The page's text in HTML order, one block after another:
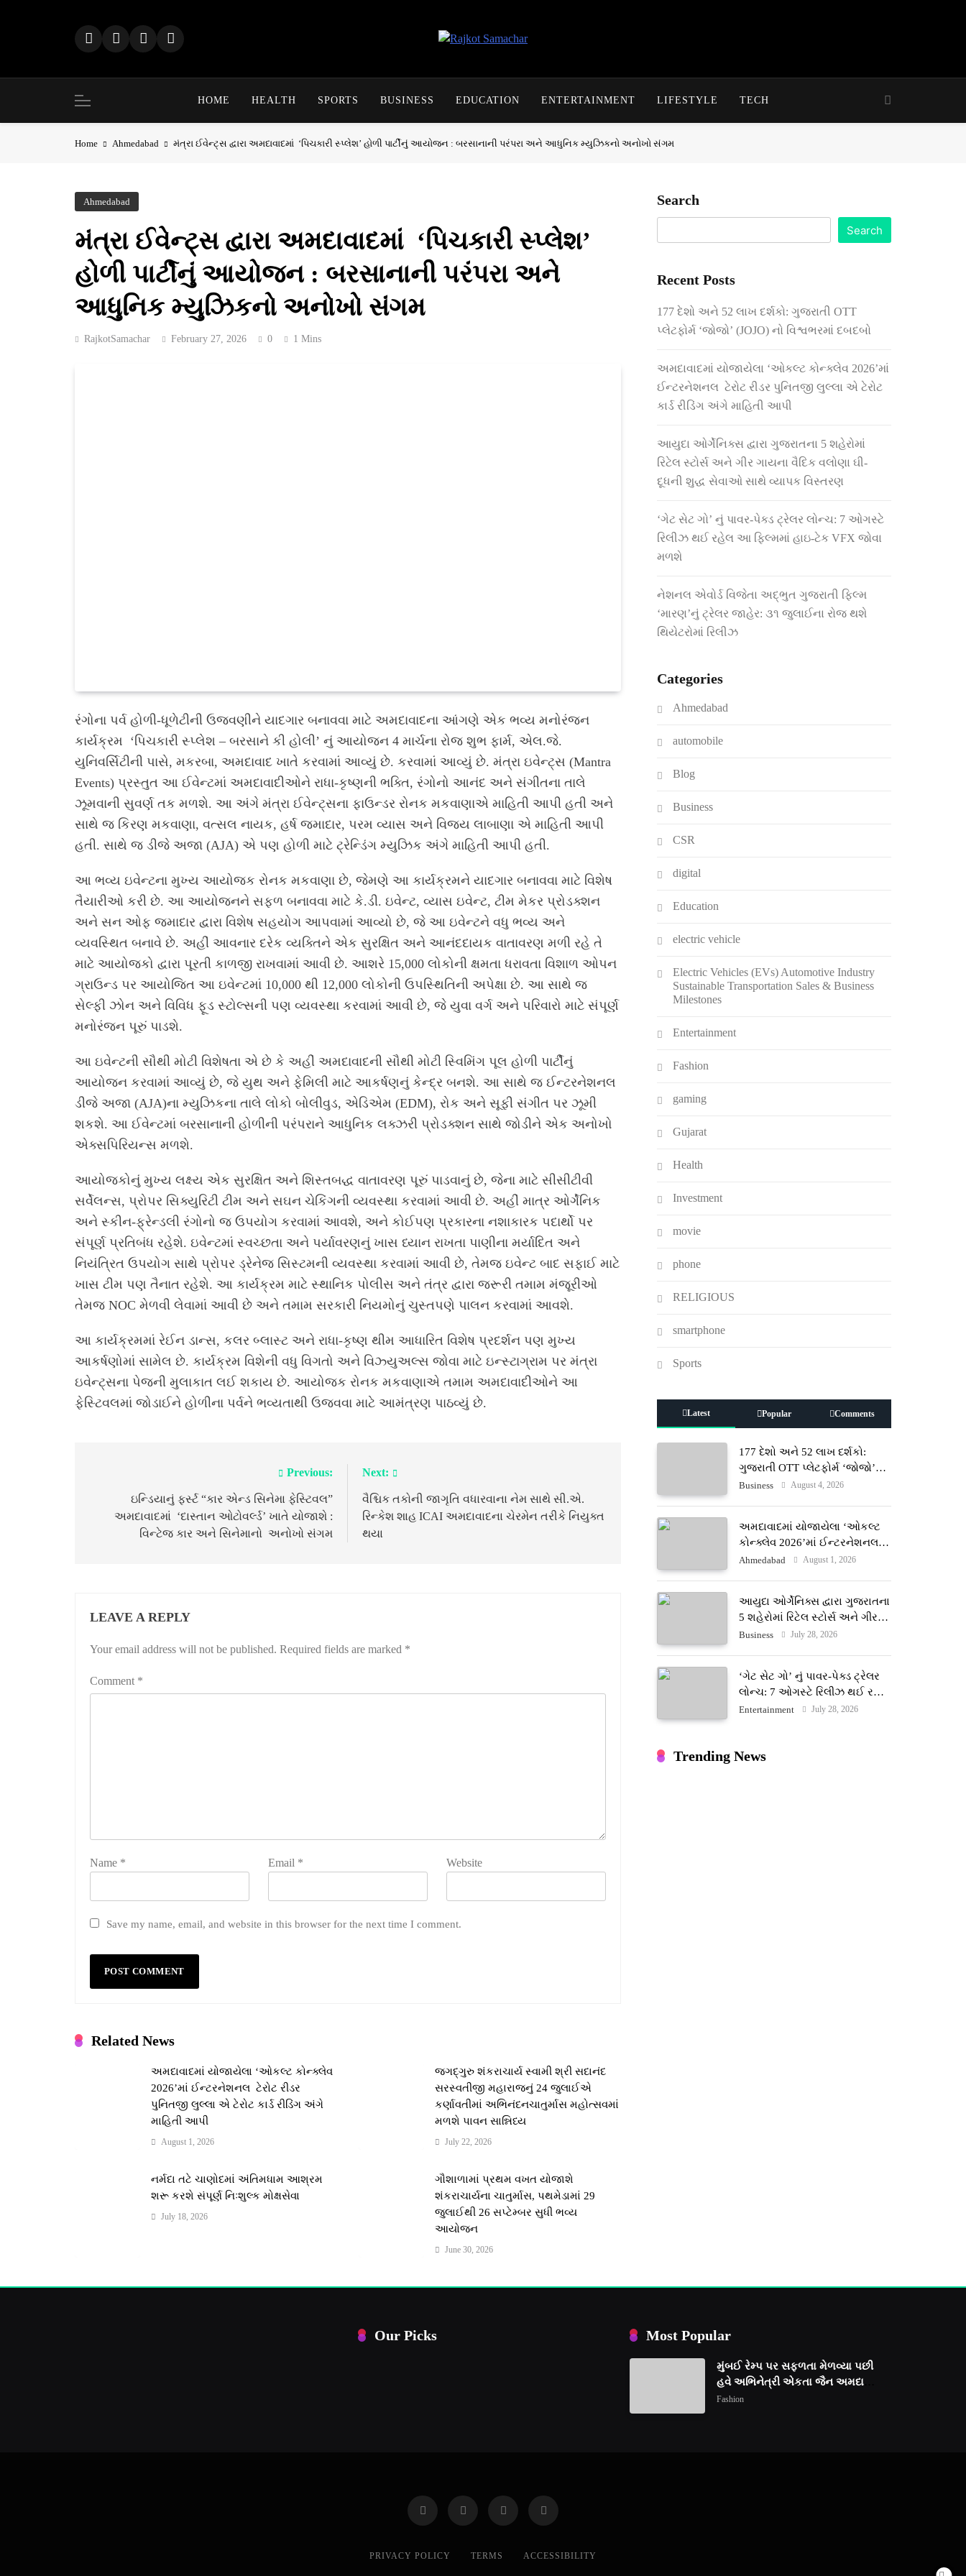
HOME HEALTH SPORTS BUSINESS EDUCATION ENTERTAINMENT LIFESTYLE TECH
Home Ahmedabad મંત્રા ઈવેન્ટ્સ દ્વારા અમદાવાદમાં ‘પિચકારી સ્પ્લેશ’ હોળી પાર્ટીનું આયોજન : બરસાનાની પરંપરા અને આધુનિક મ્યુઝિકનો અનોખો સંગમ
Ahmedabad
મંત્રા ઈવેન્ટ્સ દ્વારા અમદાવાદમાં ‘પિચકારી સ્પ્લેશ’
હોળી પાર્ટીનું આયોજન : બરસાનાની પરંપરા અને
આધુનિક મ્યુઝિકનો અનોખો સંગમ
RajkotSamachar February 27, 2026 0 1 Mins
રંગોના પર્વ હોળી-ધૂળેટીની ઉજવણીને યાદગાર બનાવવા માટે અમદાવાદના આંગણે એક ભવ્ય મનોરંજન
કાર્યક્રમ ‘પિચકારી સ્પ્લેશ – બરસાને કી હોલી’ નું આયોજન 4 માર્ચના રોજ શુભ ફાર્મ, એલ.જે.
યુનિવર્સિટીની પાસે, મકરબા, અમદાવાદ ખાતે કરવામાં આવ્યું છે. કરવામાં આવ્યું છે. મંત્રા ઇવેન્ટ્સ (Mantra
Events) પ્રસ્તુત આ ઈવેન્ટમાં અમદાવાદીઓને રાધા-કૃષ્ણની ભક્તિ, રંગોનો આનંદ અને સંગીતના તાલે
ઝૂમવાની સુવર્ણ તક મળશે. આ અંગે મંત્રા ઈવેન્ટ્સના ફાઉન્ડર રોનક મકવાણાએ માહિતી આપી હતી અને
સાથે જ કિરણ મકવાણા, વત્સલ નાયક, હર્ષ જમાદાર, પરમ વ્યાસ અને વિજય લાબાણા એ માહિતી આપી
હતી. સાથે જ ડીજે અજા (AJA) એ પણ હોળી માટે ટ્રેન્ડિંગ મ્યુઝિક અંગે માહિતી આપી હતી.
આ ભવ્ય ઇવેન્ટના મુખ્ય આયોજક રોનક મકવાણા છે, જેમણે આ કાર્યક્રમને યાદગાર બનાવવા માટે વિશેષ
તૈયારીઓ કરી છે. આ આયોજનને સફળ બનાવવા માટે કે.ડી. ઇવેન્ટ, વ્યાસ ઇવેન્ટ, ટીમ મેકર પ્રોડક્શન
અને સન ઓફ જમાદાર દ્વારા વિશેષ સહયોગ આપવામાં આવ્યો છે, જે આ ઇવેન્ટને વધુ ભવ્ય અને
વ્યવસ્થિત બનાવે છે. અહીં આવનાર દરેક વ્યક્તિને એક સુરક્ષિત અને આનંદદાયક વાતાવરણ મળી રહે તે
માટે આયોજકો દ્વારા પૂરતી કાળજી રાખવામાં આવી છે. આશરે 15,000 લોકોની ક્ષમતા ધરાવતા વિશાળ ઓપન
ગ્રાઉન્ડ પર આયોજિત આ ઇવેન્ટમાં 10,000 થી 12,000 લોકોની ઉપસ્થિતિની અપેક્ષા છે. આ સાથે જ
સેલ્ફી ઝોન અને વિવિધ ફૂડ સ્ટોલ્સની પણ વ્યવસ્થા કરવામાં આવી છે, જે યુવા વર્ગ અને પરિવારો માટે સંપૂર્ણ
મનોરંજન પૂરું પાડશે.
આ ઇવેન્ટની સૌથી મોટી વિશેષતા એ છે કે અહીં અમદાવાદની સૌથી મોટી સ્વિમિંગ પૂલ હોળી પાર્ટીનું
આયોજન કરવામાં આવ્યું છે, જે યુથ અને ફેમિલી માટે આકર્ષણનું કેન્દ્ર બનશે. આ સાથે જ ઈન્ટરનેશનલ
ડીજે અજા (AJA)ના મ્યુઝિકના તાલે લોકો બોલીવુડ, એડિએમ (EDM), રોક અને સૂફી સંગીત પર ઝૂમી
શકશે. આ ઈવેન્ટમાં બરસાનાની હોળીની પરંપરાને આધુનિક લક્ઝરી પ્રોડક્શન સાથે જોડીને એક અનોખો
એક્સપિરિયન્સ મળશે.
આયોજકોનું મુખ્ય લક્ષ્ય એક સુરક્ષિત અને શિસ્તબદ્ધ વાતાવરણ પૂરું પાડવાનું છે, જેના માટે સીસીટીવી
સર્વેલન્સ, પ્રોપર સિક્યુરિટી ટીમ અને સઘન ચેકિંગની વ્યવસ્થા કરવામાં આવી છે. અહીં માત્ર ઓર્ગેનિક
અને સ્કીન-ફ્રેન્ડલી રંગોનો જ ઉપયોગ કરવામાં આવશે, અને કોઈપણ પ્રકારના નશાકારક પદાર્થો પર
સંપૂર્ણ પ્રતિબંધ રહેશે. ઇવેન્ટમાં સ્વચ્છતા અને પર્યાવરણનું ખાસ ધ્યાન રાખતા પાણીના મર્યાદિત અને
નિયંત્રિત ઉપયોગ સાથે પ્રોપર ડ્રેનેજ સિસ્ટમની વ્યવસ્થા કરવામાં આવી છે, તેમજ ઇવેન્ટ બાદ સફાઈ માટે
ખાસ ટીમ પણ તૈનાત રહેશે. આ કાર્યક્રમ માટે સ્થાનિક પોલીસ અને તંત્ર દ્વારા જરૂરી તમામ મંજૂરીઓ
તેમજ NOC મેળવી લેવામાં આવી છે અને તમામ સરકારી નિયમોનું ચુસ્તપણે પાલન કરવામાં આવશે.
આ કાર્યક્રમમાં રેઈન ડાન્સ, કલર બ્લાસ્ટ અને રાધા-કૃષ્ણ થીમ આધારિત વિશેષ પ્રદર્શન પણ મુખ્ય
આકર્ષણોમાં સામેલ છે. કાર્યક્રમ વિશેની વધુ વિગતો અને વિઝ્યુઅલ્સ જોવા માટે ઇન્સ્ટાગ્રામ પર મંત્રા
ઇવેન્ટ્સના પેજની મુલાકાત લઈ શકાય છે. આયોજક રોનક મકવાણાએ તમામ અમદાવાદીઓને આ
ફેસ્ટિવલમાં જોડાઈને હોળીના પર્વને ભવ્યતાથી ઉજવવા માટે આમંત્રણ પાઠવ્યું છે.
navigation
Previous:
ઇન્ડિયાનું ફર્સ્ટ “કાર એન્ડ સિનેમા ફેસ્ટિવલ”
અમદાવાદમાં ‘દાસ્તાન ઓટોવર્લ્ડ’ ખાતે યોજાશે :
વિન્ટેજ કાર અને સિનેમાનો અનોખો સંગમ
Next:
વૈશ્ચિક તકોની જાગૃતિ વધારવાના નેમ સાથે સી.એ.
રિન્કેશ શાહ ICAI અમદાવાદના ચેરમેન તરીકે નિયુક્ત
થયા
LEAVE A REPLY
Your email address will not be published. Required fields are marked *
Comment *
Name * Email * Website
Save my name, email, and website in this browser for the next time I comment.
Related News
અમદાવાદમાં યોજાયેલા ‘ઓકલ્ટ કોન્ક્લેવ
2026’માં ઈન્ટરનેશનલ ટેરોટ રીડર
પુનિતજી લુલ્લા એ ટેરોટ કાર્ડ રીડિંગ અંગે
માહિતી આપી
August 1, 2026
જગદ્ગુરુ શંકરાચાર્ય સ્વામી શ્રી સદાનંદ
સરસ્વતીજી મહારાજનું 24 જુલાઈએ
કર્ણાવતીમાં અભિનંદનચાતુર્માસ મહોત્સવમાં
મળશે પાવન સાન્નિધ્ય
July 22, 2026
નર્મદા તટે ચાણોદમાં અંતિમધામ આશ્રમ
શરૂ કરશે સંપૂર્ણ નિઃશુલ્ક મોક્ષસેવા
July 18, 2026
ગૌશાળામાં પ્રથમ વખત યોજાશે
શંકરાચાર્યના ચાતુર્માસ, પથમેડામાં 29
જુલાઈથી 26 સપ્ટેમ્બર સુધી ભવ્ય
આયોજન
June 30, 2026
Search
Search
Recent Posts
177 દેશો અને 52 લાખ દર્શકો: ગુજરાતી OTT
પ્લેટફોર્મ ‘જોજો’ (JOJO) નો વિશ્વભરમાં દબદબો
અમદાવાદમાં યોજાયેલા ‘ઓકલ્ટ કોન્ક્લેવ 2026’માં
ઈન્ટરનેશનલ ટેરોટ રીડર પુનિતજી લુલ્લા એ ટેરોટ
કાર્ડ રીડિંગ અંગે માહિતી આપી
આયુદા ઓર્ગેનિક્સ દ્વારા ગુજરાતના 5 શહેરોમાં
રિટેલ સ્ટોર્સ અને ગીર ગાયના વૈદિક વલોણા ઘી-
દૂધની શુદ્ધ સેવાઓ સાથે વ્યાપક વિસ્તરણ
‘ગેટ સેટ ગો’ નું પાવર-પેક્ડ ટ્રેલર લોન્ચ: 7 ઓગસ્ટે
રિલીઝ થઈ રહેલ આ ફિલ્મમાં હાઇ-ટેક VFX જોવા
મળશે
નેશનલ એવોર્ડ વિજેતા અદ્ભુત ગુજરાતી ફિલ્મ
‘મારણ’નું ટ્રેલર જાહેર: ૩૧ જુલાઈના રોજ થશે
થિયેટરોમાં રિલીઝ
Categories
Ahmedabad
automobile
Blog
Business
CSR
digital
Education
electric vehicle
Electric Vehicles (EVs) Automotive Industry
Sustainable Transportation Sales & Business
Milestones
Entertainment
Fashion
gaming
Gujarat
Health
Investment
movie
phone
RELIGIOUS
smartphone
Sports
Latest Popular Comments
177 દેશો અને 52 લાખ દર્શકો:
ગુજરાતી OTT પ્લેટફોર્મ ‘જોજો’
(JOJO) નો વિશ્વભરમાં દબદબો
Business August 4, 2026
અમદાવાદમાં યોજાયેલા ‘ઓકલ્ટ
કોન્ક્લેવ 2026’માં ઈન્ટરનેશનલ
ટેરોટ રીડર પુનિતજી લુલ્લા એ ટેરોટ
Ahmedabad August 1, 2026
આયુદા ઓર્ગેનિક્સ દ્વારા ગુજરાતના
5 શહેરોમાં રિટેલ સ્ટોર્સ અને ગીર
ગાયના વૈદિક વલોણા ઘી-દૂધની શુદ્ધ
Business July 28, 2026
‘ગેટ સેટ ગો’ નું પાવર-પેક્ડ ટ્રેલર
લોન્ચ: 7 ઓગસ્ટે રિલીઝ થઈ રહેલ
આ ફિલ્મમાં હાઇ-ટેક VFX જોવા
Entertainment July 28, 2026
Trending News
Our Picks Most Popular
મુંબઈ રેમ્પ પર સફળતા મેળવ્યા પછી
હવે અભિનેત્રી એકતા જૈન અમદાવાદ
ફેશન વીકમાં પોતાની પ્રતિભા
Fashion
PRIVACY POLICY TERMS ACCESSIBILITY